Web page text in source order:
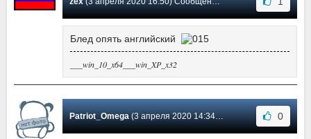
Блед опять английский
___win_10_x64___win_XP_x32
Patriot_Omega(3 апреля 2020 14:34) Сообщение #25 0